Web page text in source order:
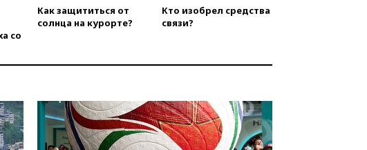
вчера, 19:00 Открытое
горение на складе в Брянске
отчиталось об ударах по двум
вчера, 18:47Школьники из РФ
стали абсолютными
чемпионами на олимпиаде по
со
Как защититься от
солнца на курорте?
Кто изобрел средства
связи?